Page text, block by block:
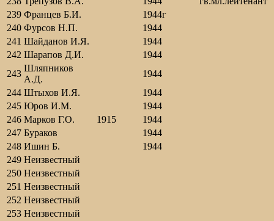
239 Францев Б.И.
1944г
240 Фурсов Н.П.
1944
241 Шайданов И.Я.
1944
242 Шарапов Д.И.
1944
243
Шляпников
А.Д.
1944
244 Штыхов И.Я.
1944
245 Юров И.М.
1944
246 Марков Г.О. 1915
1944
247 Бураков
1944
248 Ишин Б.
1944
249 Неизвестный
250 Неизвестный
251 Неизвестный
252 Неизвестный
253 Неизвестный